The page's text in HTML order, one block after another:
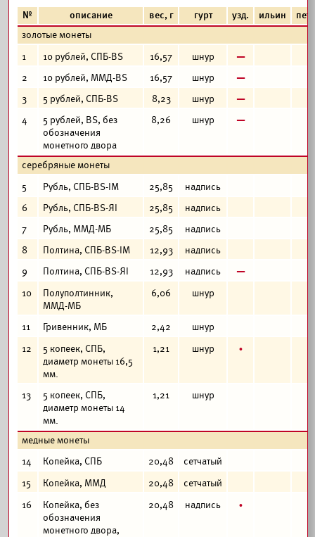
№ описание вес, г гурт узд. ильин
золотые монеты
1
10 рублей, СПБ-BS 16,57 шнур в
2 10 рублей, ММД-BS 16,57 шнур в
3 5 рублей, СПБ-BS 8,23 шнур в
4
5 рублей, BS, без
обозначения
монетного двора
8,26 шнур в
серебряные монеты
5
Рубль, СПБ-BS-IM 25,85
надпись
6
Рубль, СПБ-BS-ЯI 25,85
надпись
7
Рубль, ММД-МБ 25,85
надпись
8
Полтина, СПБ-BS-IM 12,93
надпись
9
Полтина, СПБ-BS-ЯI 12,93 надпись в
10
Полуполтинник,
ММД-МБ
6,06 шнур
11 Гривенник, МБ 2,42
шнур
12
5 копеек, СПБ,
диаметр монеты 16,5
мм.
1,21 шнур б
13
5 копеек, СПБ,
диаметр монеты 14
мм.
1,21 шнур
медные монеты
14
Копейка, СПБ 20,48
сетчатый
15
Копейка, ММД 20,48
сетчатый
16
Копейка, без
обозначения
монетного двора,
20,48 надпись б